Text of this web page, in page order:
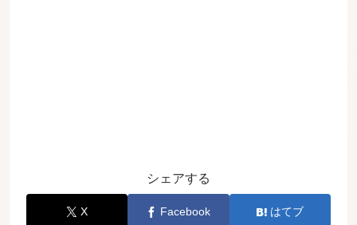
シェアする
X Facebook はてブ